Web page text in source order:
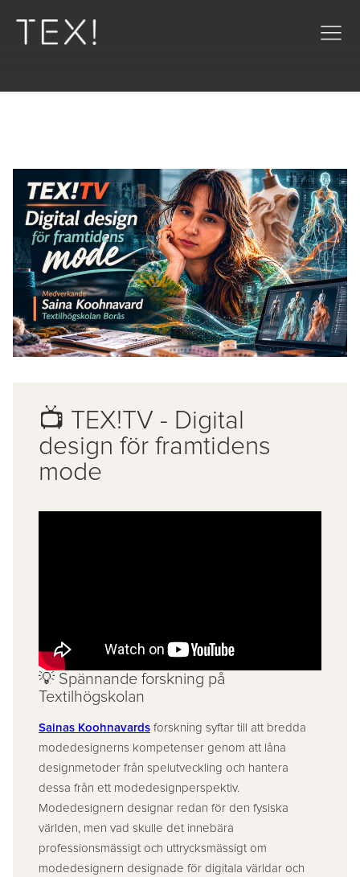
📺 TEX!TV - Digital
design för framtidens
mode
💡 Spännande forskning på
Textilhögskolan
Sainas Koohnavards forskning syftar till att bredda
modedesignerns kompetenser genom att låna
designmetoder från spelutveckling och hantera
dessa från ett modedesignperspektiv.
Modedesignern designar redan för den fysiska
världen, men vad skulle det innebära
professionsmässigt och uttrycksmässigt om
modedesignern designade för digitala världar och